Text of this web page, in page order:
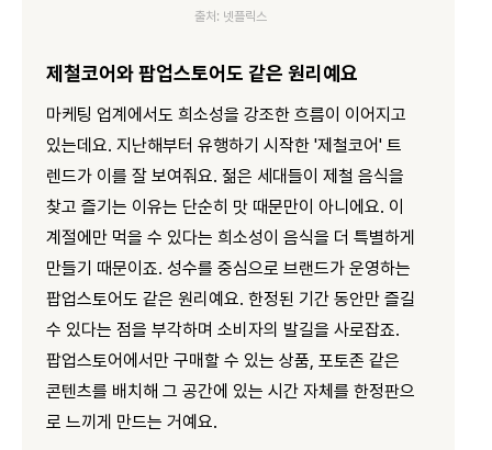
출처: 넷플릭스
제철코어와 팝업스토어도 같은 원리예요
마케팅 업계에서도 희소성을 강조한 흐름이 이어지고
있는데요. 지난해부터 유행하기 시작한 '제철코어' 트
렌드가 이를 잘 보여줘요. 젊은 세대들이 제철 음식을
찾고 즐기는 이유는 단순히 맛 때문만이 아니에요. 이
계절에만 먹을 수 있다는 희소성이 음식을 더 특별하게
만들기 때문이죠. 성수를 중심으로 브랜드가 운영하는
팝업스토어도 같은 원리예요. 한정된 기간 동안만 즐길
수 있다는 점을 부각하며 소비자의 발길을 사로잡죠.
팝업스토어에서만 구매할 수 있는 상품, 포토존 같은
콘텐츠를 배치해 그 공간에 있는 시간 자체를 한정판으
로 느끼게 만드는 거예요.